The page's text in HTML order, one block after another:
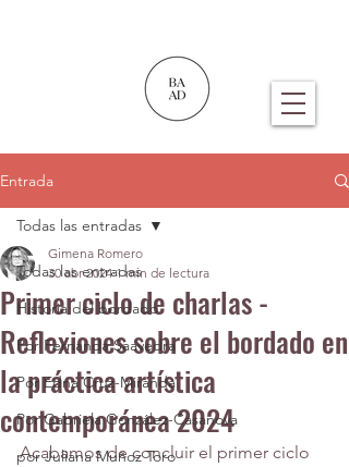
Entrada
Todas las entradas
Historia del bordado
Por Fernanda Saavedra
Por Edna Cruz-Miranda
Por Gabriela González-Casanova
por Juliana Muñoz Toro
Todas las entradas
Primer ciclo de charlas -
Reflexiones sobre el bordado en
la práctica artística
contemporánea 2024
Gimena Romero
30 abr 2024 1 min de lectura
Acabamos de concluir el primer ciclo